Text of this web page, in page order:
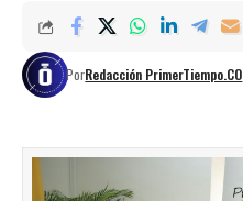
PorRedacción PrimerTiempo.CO